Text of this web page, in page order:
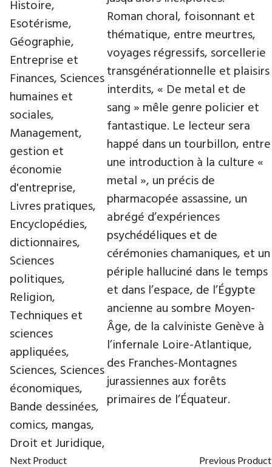
Roman choral, foisonnant et
thématique, entre meurtres,
voyages régressifs, sorcellerie
transgénérationnelle et plaisirs
interdits, « De metal et de
sang » mêle genre policier et
fantastique. Le lecteur sera
happé dans un tourbillon, entre
une introduction à la culture «
metal », un précis de
pharmacopée assassine, un
abrégé d’expériences
psychédéliques et de
cérémonies chamaniques, et un
périple halluciné dans le temps
et dans l’espace, de l’Égypte
ancienne au sombre Moyen-
Âge, de la calviniste Genève à
l’infernale Loire-Atlantique,
des Franches-Montagnes
jurassiennes aux forêts
primaires de l’Équateur.
Next Product Previous Product
Histoire,
Esotérisme,
Géographie,
Entreprise et
Finances, Sciences
humaines et
sociales,
Management,
gestion et
économie
d'entreprise,
Livres pratiques,
Encyclopédies,
dictionnaires,
Sciences
politiques,
Religion,
Techniques et
sciences
appliquées,
Sciences, Sciences
économiques,
Bande dessinées,
comics, mangas,
Droit et Juridique,